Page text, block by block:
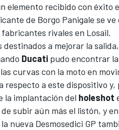
elemento recibido con éxito
de Borgo Panigale se
rivales en Losail.
a mejorar la
Ducati pudo encontrar
curvas con la moto en
respecto a este dispositivo y,
la implantación del holeshot
subir aún más el listón, y
nueva Desmosedici GP